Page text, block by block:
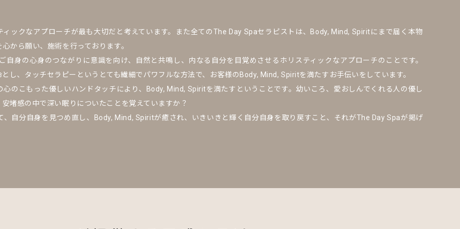
ックなアプローチが最も大切だと考えています。また全てのThe Day Spaセラピストは、Body, Mind, Spiritにまで届く本物
から願い、施術を行っております。
身の心身のつながりに意識を向け、自然と共鳴し、内なる自分を目覚めさせるホリスティックなアプローチのことです。
し、タッチセラピーというとても繊細でパワフルな方法で、お客様のBody, Mind, Spiritを満たすお手伝いをしています。
のこもった優しいハンドタッチにより、Body, Mind, Spiritを満たすということです。幼いころ、愛おしんでくれる人の優し
堵感の中で深い眠りについたことを覚えていますか？
自分自身を見つめ直し、Body, Mind, Spiritが癒され、いきいきと輝く自分自身を取り戻すこと、それがThe Day Spaが掲げ